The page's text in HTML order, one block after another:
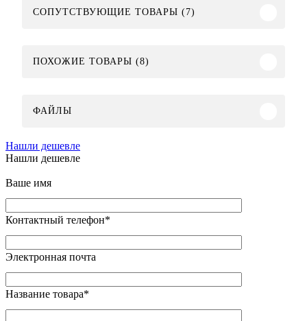
СОПУТСТВУЮЩИЕ ТОВАРЫ (7)
ПОХОЖИЕ ТОВАРЫ (8)
ФАЙЛЫ
Нашли дешевле
Нашли дешевле
Ваше имя
Контактный телефон*
Электронная почта
Название товара*